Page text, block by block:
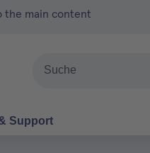
the main content
Suche
Support